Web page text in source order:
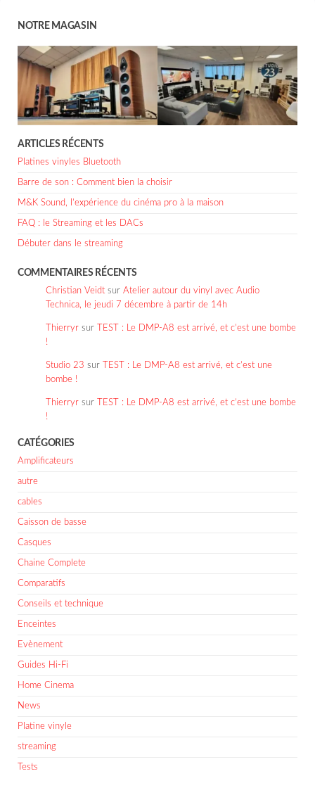
NOTRE MAGASIN
ARTICLES RÉCENTS
Platines vinyles Bluetooth
Barre de son : Comment bien la choisir
M&K Sound, l’expérience du cinéma pro à la maison
FAQ : le Streaming et les DACs
Débuter dans le streaming
COMMENTAIRES RÉCENTS
Christian Veidt sur Atelier autour du vinyl avec Audio
Technica, le jeudi 7 décembre à partir de 14h
Thierryr sur
TEST : Le DMP-A8 est arrivé, et c’est une bombe
!
Studio 23 sur
TEST : Le DMP-A8 est arrivé, et c’est une
bombe !
Thierryr sur
TEST : Le DMP-A8 est arrivé, et c’est une bombe
!
CATÉGORIES
Amplificateurs
autre
cables
Caisson de basse
Casques
Chaine Complete
Comparatifs
Conseils et technique
Enceintes
Evènement
Guides Hi-Fi
Home Cinema
News
Platine vinyle
streaming
Tests